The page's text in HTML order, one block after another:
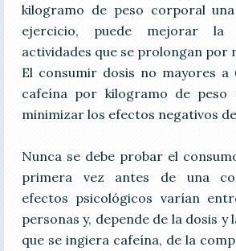
kilogramo de peso corporal
ejercicio, puede mejorar la
actividades que se prolongan por
El consumir dosis no mayores a
cafeína por kilogramo de peso
minimizar los efectos negativos
Nunca se debe probar el
primera vez antes de una
efectos psicológicos varían
personas y, depende de la dosis y
que se ingiera cafeína, de la